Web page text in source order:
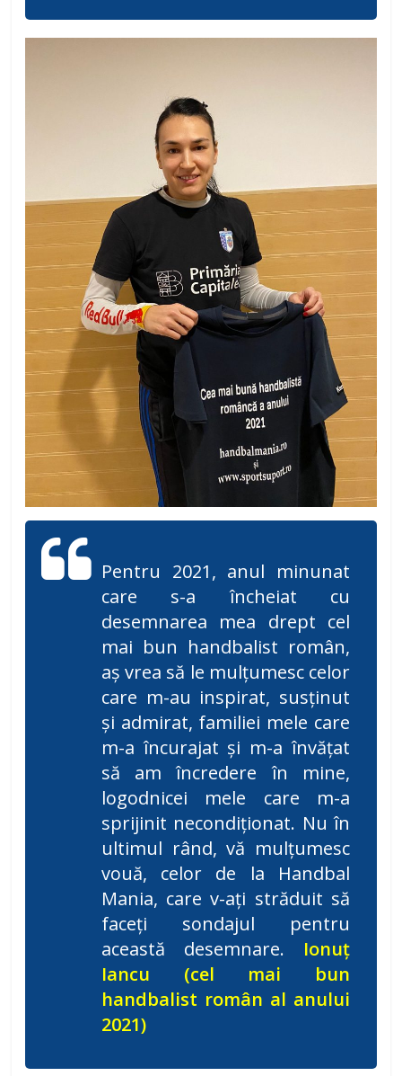
Pentru 2021, anul minunat
care s-a încheiat cu
desemnarea mea drept cel
mai bun handbalist român,
aș vrea să le mulțumesc celor
care m-au inspirat, susținut
și admirat, familiei mele care
m-a încurajat și m-a învățat
să am încredere în mine,
logodnicei mele care m-a
sprijinit necondiționat. Nu în
ultimul rând, vă mulțumesc
vouă, celor de la Handbal
Mania, care v-ați străduit să
faceți sondajul pentru
această desemnare. Ionuț
Iancu (cel mai bun
handbalist român al anului
2021)